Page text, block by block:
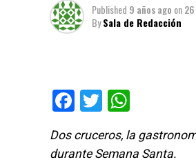
Published 9 años ago on
BySala de Redacción
Facebook
Twitter
Dos cruceros, la
durante Semana Santa.